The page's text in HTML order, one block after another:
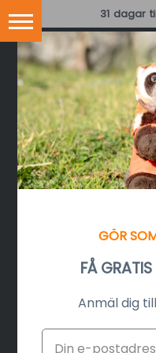
31 dagar
Kluriga
familjen
GÖR
FÅ
Anmäl dig